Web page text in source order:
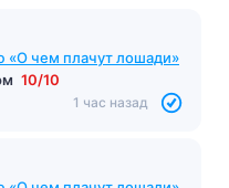
с результатом 12/12
53 минуты назад
«О чем плачут лошади»